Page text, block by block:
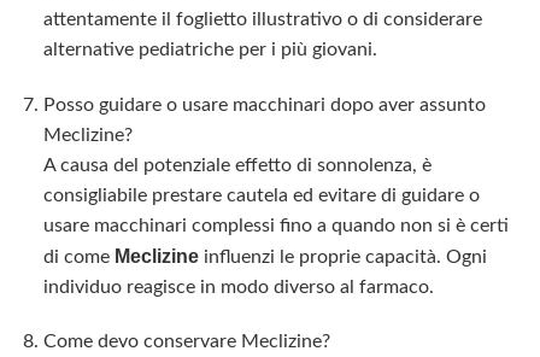
attentamente il foglietto illustrativo o di considerare
alternative pediatriche per i più giovani.
Posso guidare o usare macchinari dopo aver assunto
Meclizine?
A causa del potenziale effetto di sonnolenza, è
consigliabile prestare cautela ed evitare di guidare o
usare macchinari complessi fino a quando non si è certi
di come Meclizineinfluenzi le proprie capacità. Ogni
individuo reagisce in modo diverso al farmaco.
Come devo conservare Meclizine?